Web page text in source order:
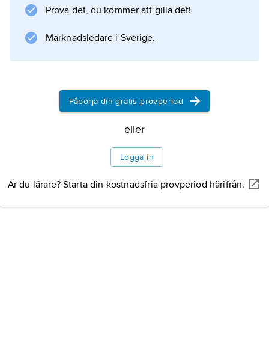
Information om artikeln
Prova det, du kommer att gilla det!
Marknadsledare i Sverige.
Påbörja din gratis provperiod
eller
Logga in
Är du lärare? Starta din kostnadsfria provperiod härifrån.